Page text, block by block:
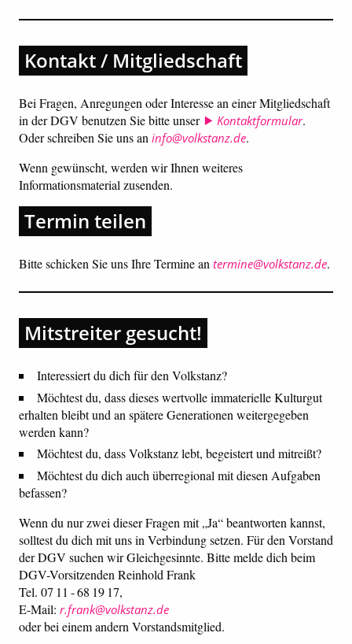
Kontakt / Mitgliedschaft
Bei Fragen, Anregungen oder Interesse an einer Mitgliedschaft
in der DGV benutzen Sie bitte unser
Kontaktformular.
Oder schreiben Sie uns an info@volkstanz.de.
Wenn gewünscht, werden wir Ihnen weiteres
Informationsmaterial zusenden.
Termin teilen
Bitte schicken Sie uns Ihre Termine an termine@volkstanz.de.
Mitstreiter gesucht!
Interessiert du dich für den Volkstanz?
Möchtest du, dass dieses wertvolle immaterielle Kulturgut
erhalten bleibt und an spätere Generationen weitergegeben
werden kann?
Möchtest du, dass Volkstanz lebt, begeistert und mitreißt?
Möchtest du dich auch überregional mit diesen Aufgaben
befassen?
Wenn du nur zwei dieser Fragen mit „Ja“ beantworten kannst,
solltest du dich mit uns in Verbindung setzen. Für den Vorstand
der DGV suchen wir Gleichgesinnte. Bitte melde dich beim
DGV-Vorsitzenden Reinhold Frank
Tel. 07 11 - 68 19 17,
E-Mail: r.frank@volkstanz.de
oder bei einem andern Vorstandsmitglied.